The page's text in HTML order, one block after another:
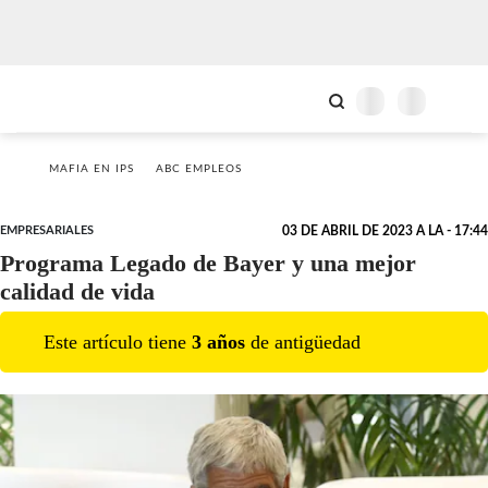
MAFIA EN IPS ABC EMPLEOS
EMPRESARIALES 03 DE ABRIL DE 2023 A LA - 17:44
Programa Legado de Bayer y una mejor
calidad de vida
Este artículo tiene 3 años de antigüedad